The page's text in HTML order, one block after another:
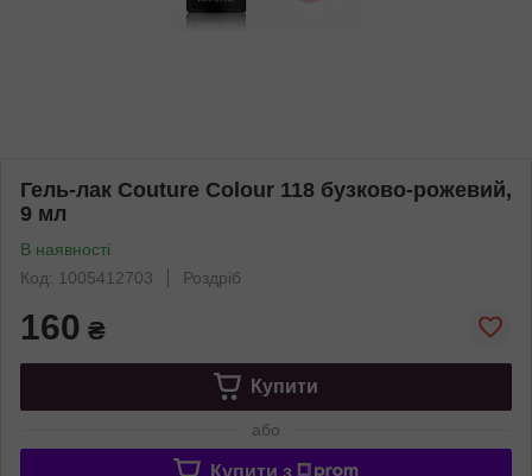
Гель-лак Couture Colour 118 бузково-рожевий,
9 мл
В наявності
Код: 1005412703
Роздріб
160 ₴
Купити
або
Купити з